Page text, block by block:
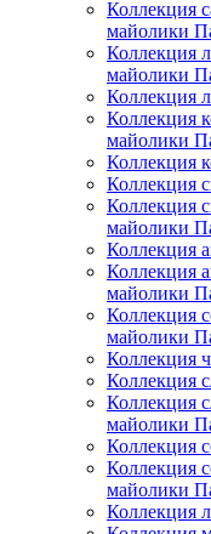
Коллекция
майолики
Коллекция
майолики
Коллекция
Коллекция
майолики
Коллекция
Коллекция
Коллекция
майолики
Коллекция
Коллекция
майолики
Коллекция
майолики
Коллекция
Коллекция
Коллекция
майолики
Коллекция
Коллекция
майолики
Коллекция